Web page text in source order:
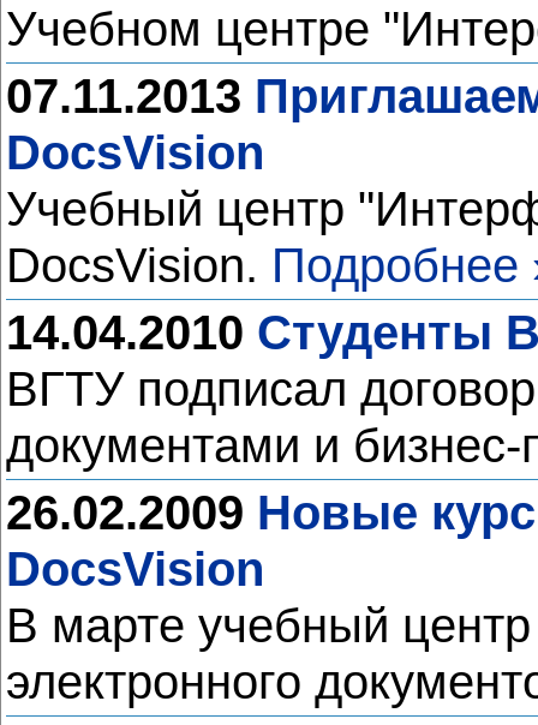
Учебном центре
07.11.2013
DocsVision
Учебный центр
DocsVision. Подробнее
14.04.2010 Студенты
ВГТУ подписал
документами и
26.02.2009 Новые
DocsVision
В марте учебный
электронного